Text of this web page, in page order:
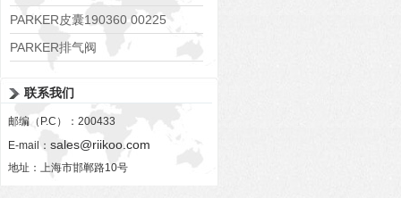
PARKER皮囊190360 00225
PARKER排气阀
联系我们
邮编（P.C）：200433
E-mail： sales@riikoo.com
地址：上海市邯郸路10号